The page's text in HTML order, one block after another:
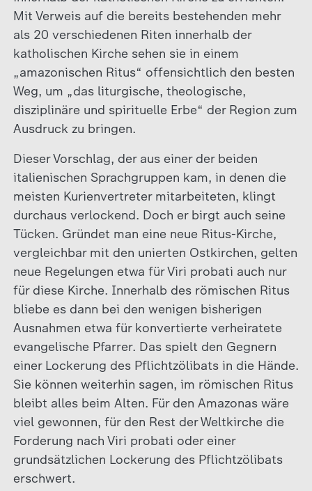
Mit Verweis auf die bereits bestehenden mehr
als 20 verschiedenen Riten innerhalb der
katholischen Kirche sehen sie in einem
„amazonischen Ritus“ offensichtlich den besten
Weg, um „das liturgische, theologische,
disziplinäre und spirituelle Erbe“ der Region zum
Ausdruck zu bringen.
Dieser Vorschlag, der aus einer der beiden
italienischen Sprachgruppen kam, in denen die
meisten Kurienvertreter mitarbeiteten, klingt
durchaus verlockend. Doch er birgt auch seine
Tücken. Gründet man eine neue Ritus-Kirche,
vergleichbar mit den unierten Ostkirchen, gelten
neue Regelungen etwa für Viri probati auch nur
für diese Kirche. Innerhalb des römischen Ritus
bliebe es dann bei den wenigen bisherigen
Ausnahmen etwa für konvertierte verheiratete
evangelische Pfarrer. Das spielt den Gegnern
einer Lockerung des Pflichtzölibats in die Hände.
Sie können weiterhin sagen, im römischen Ritus
bleibt alles beim Alten. Für den Amazonas wäre
viel gewonnen, für den Rest der Weltkirche die
Forderung nach Viri probati oder einer
grundsätzlichen Lockerung des Pflichtzölibats
erschwert.